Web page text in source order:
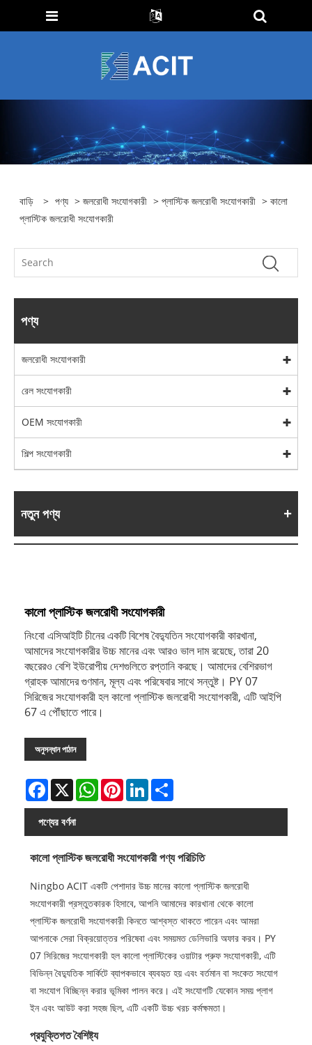
বাড়ি > পণ্য >জলরোধী সংযোগকারী >প্লাস্টিক জলরোধী সংযোগকারী > কালো
প্লাস্টিক জলরোধী সংযোগকারী
পণ্য
জলরোধী সংযোগকারী
রেল সংযোগকারী
OEM সংযোগকারী
শিল্প সংযোগকারী
নতুন পণ্য
কালো প্লাস্টিক জলরোধী সংযোগকারী
নিংবো এসিআইটি চীনের একটি বিশেষ বৈদ্যুতিন সংযোগকারী কারখানা,
আমাদের সংযোগকারীর উচ্চ মানের এবং আরও ভাল দাম রয়েছে, তারা 20
বছরেরও বেশি ইউরোপীয় দেশগুলিতে রপ্তানি করছে। আমাদের বেশিরভাগ
গ্রাহক আমাদের গুণমান, মূল্য এবং পরিষেবার সাথে সন্তুষ্ট। PY 07
সিরিজের সংযোগকারী হল কালো প্লাস্টিক জলরোধী সংযোগকারী, এটি আইপি
67 এ পৌঁছাতে পারে।
অনুসন্ধান পাঠান
Facebook
X WhatsAppPinterestLinkedIn
পণ্যের বর্ণনা
কালো প্লাস্টিক জলরোধী সংযোগকারী পণ্য পরিচিতি
Ningbo ACIT একটি পেশাদার উচ্চ মানের কালো প্লাস্টিক জলরোধী
সংযোগকারী প্রস্তুতকারক হিসাবে, আপনি আমাদের কারখানা থেকে কালো
প্লাস্টিক জলরোধী সংযোগকারী কিনতে আশ্বস্ত থাকতে পারেন এবং আমরা
আপনাকে সেরা বিক্রয়োত্তর পরিষেবা এবং সময়মত ডেলিভারি অফার করব। PY
07 সিরিজের সংযোগকারী হল কালো প্লাস্টিকের ওয়াটার প্রুফ সংযোগকারী, এটি
বিভিন্ন বৈদ্যুতিক সার্কিটে ব্যাপকভাবে ব্যবহৃত হয় এবং বর্তমান বা সংকেত সংযোগ
বা সংযোগ বিচ্ছিন্ন করার ভূমিকা পালন করে। এই সংযোগটি যেকোন সময় প্লাগ
ইন এবং আউট করা সহজ ছিল, এটি একটি উচ্চ খরচ কর্মক্ষমতা।
প্রযুক্তিগত বৈশিষ্ট্য